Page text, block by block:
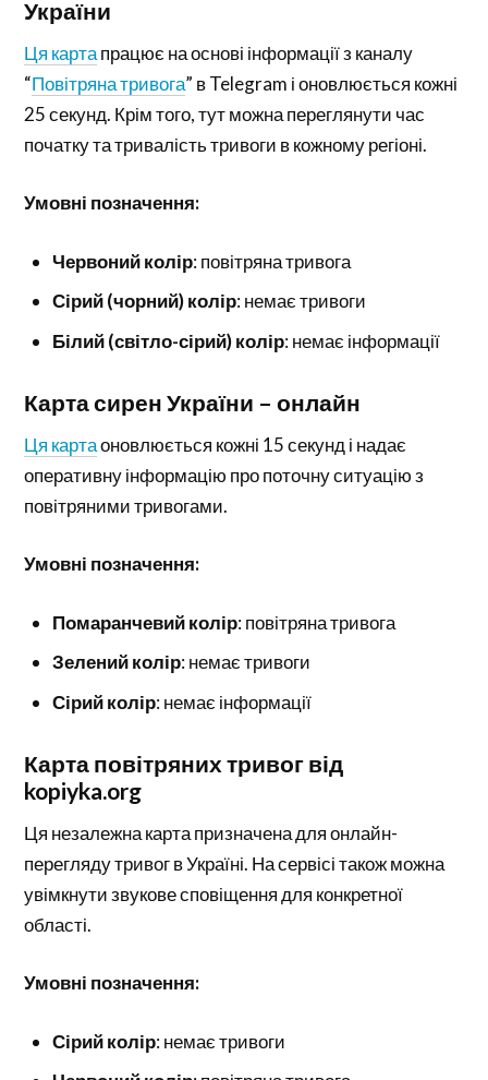
України
Ця картапрацює на основі інформації з каналу
“Повітряна тривога” в Telegram і оновлюється кожні
25 секунд. Крім того, тут можна переглянути час
початку та тривалість тривоги в кожному регіоні.
Умовні позначення:
Червоний колір: повітряна тривога
Сірий (чорний) колір: немає тривоги
Білий (світло-сірий) колір: немає інформації
Карта сирен України – онлайн
Ця картаоновлюється кожні 15 секунд і надає
оперативну інформацію про поточну ситуацію з
повітряними тривогами.
Умовні позначення:
Помаранчевий колір: повітряна тривога
Зелений колір: немає тривоги
Сірий колір: немає інформації
Карта повітряних тривог від
kopiyka.org
Ця незалежна карта призначена для онлайн-
перегляду тривог в Україні. На сервісі також можна
увімкнути звукове сповіщення для конкретної
області.
Умовні позначення:
Сірий колір: немає тривоги